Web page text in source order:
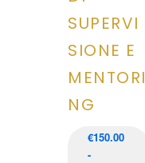
SUPERVI
SIONE E
MENTORI
NG
€150.00
-